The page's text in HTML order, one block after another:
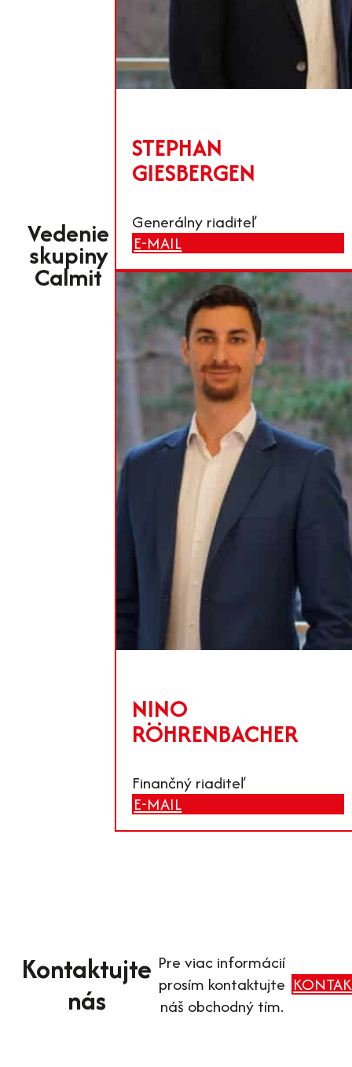
Vedenie
skupiny
Calmit
STEPHAN
GIESBERGEN
Generálny riaditeľ
E-MAIL
NINO
RÖHRENBACHER
Finančný riaditeľ
E-MAIL
Kontaktujte
nás
Pre viac informácií
prosím kontaktujte
náš obchodný tím.